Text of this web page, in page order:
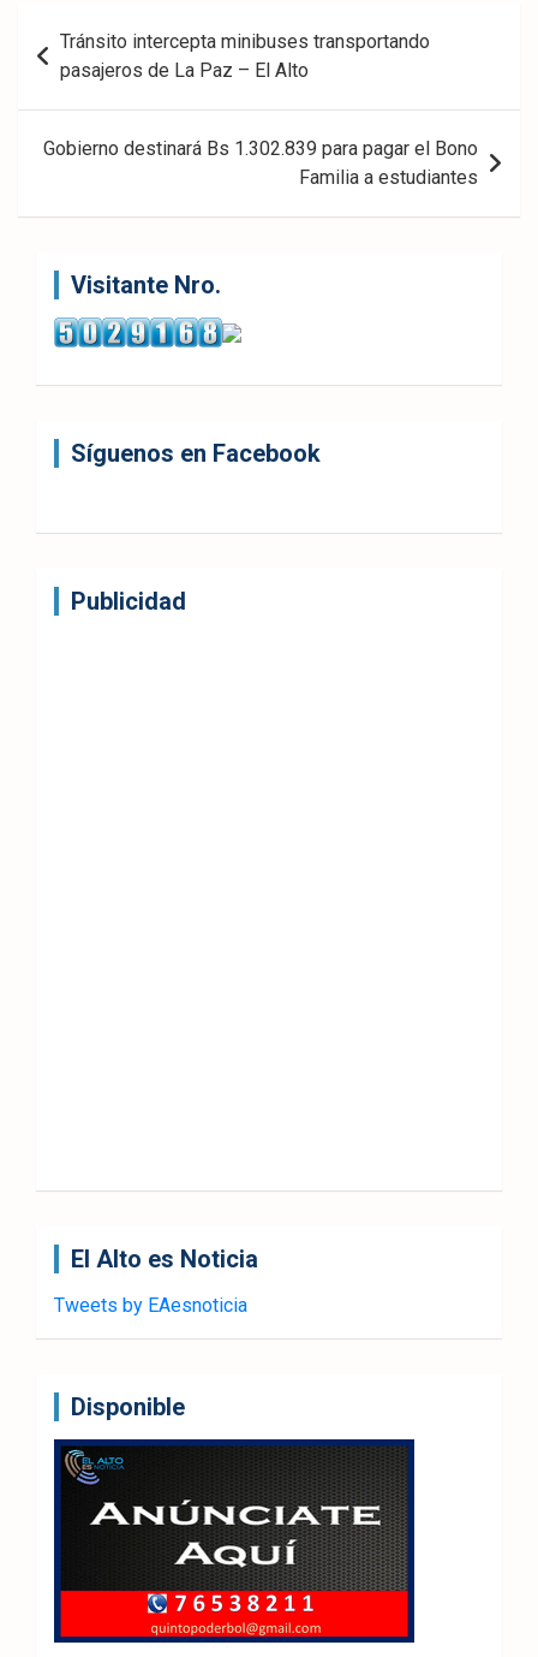
Navegación
de
entradas
Tránsito intercepta minibuses transportando
pasajeros de La Paz – El Alto
Gobierno destinará Bs 1.302.839 para pagar el Bono
Familia a estudiantes
Visitante Nro.
Síguenos en Facebook
Publicidad
El Alto es Noticia
Tweets by EAesnoticia
Disponible